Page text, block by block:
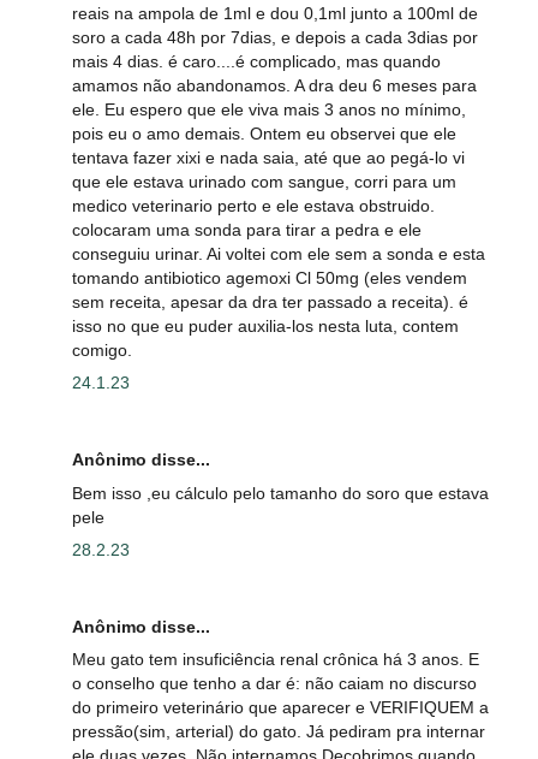
reais na ampola de 1ml e dou 0,1ml junto a 100ml de
soro a cada 48h por 7dias, e depois a cada 3dias por
mais 4 dias. é caro....é complicado, mas quando
amamos não abandonamos. A dra deu 6 meses para
ele. Eu espero que ele viva mais 3 anos no mínimo,
pois eu o amo demais. Ontem eu observei que ele
tentava fazer xixi e nada saia, até que ao pegá-lo vi
que ele estava urinado com sangue, corri para um
medico veterinario perto e ele estava obstruido.
colocaram uma sonda para tirar a pedra e ele
conseguiu urinar. Ai voltei com ele sem a sonda e esta
tomando antibiotico agemoxi Cl 50mg (eles vendem
sem receita, apesar da dra ter passado a receita). é
isso no que eu puder auxilia-los nesta luta, contem
comigo.
24.1.23
Anônimo disse...
Bem isso ,eu cálculo pelo tamanho do soro que estava
pele
28.2.23
Anônimo disse...
Meu gato tem insuficiência renal crônica há 3 anos. E
o conselho que tenho a dar é: não caiam no discurso
do primeiro veterinário que aparecer e VERIFIQUEM a
pressão(sim, arterial) do gato. Já pediram pra internar